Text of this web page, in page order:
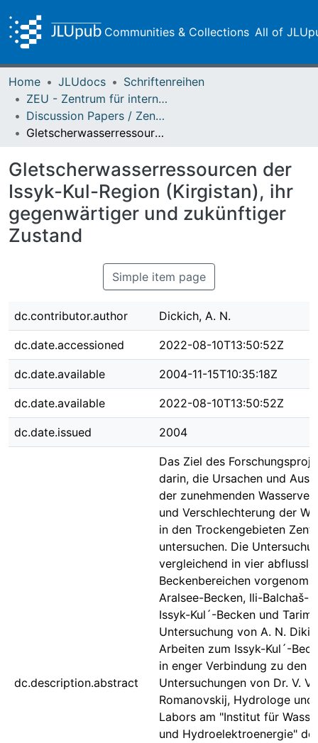
Communities & Collections All of
Home JLUdocs
Schriftenreihen
ZEU - Zentrum für internationale Entwicklungs- und Umweltforschung
Discussion Papers / Zentrum für Internationale Entwicklungs- und Umweltforschung (ZEU)
Gletscherwasserressourcen der Issyk-Kul-Region (Kirgistan), ihr gegenwärtiger und zukünftiger Zustand
Gletscherwasserressourcen der
Issyk-Kul-Region (Kirgistan), ihr
gegenwärtiger und zukünftiger
Zustand
Simple item page
dc.contributor.author Dickich, A. N.
dc.date.accessioned 2022-08-10T13:50:52Z
dc.date.available 2004-11-15T10:35:18Z
dc.date.available 2022-08-10T13:50:52Z
dc.date.issued 2004
dc.description.abstract
Das Ziel des
darin, die Ursachen und
der zunehmenden
und Verschlechterung der
in den Trockengebieten
untersuchen. Die
vergleichend in vier
Beckenbereichen
Aralsee-Becken, Ili-Balchaš-
Issyk-Kul´-Becken und
Untersuchung von A. N.
Arbeiten zum Issyk-Kul´-
in enger Verbindung zu den
Untersuchungen von Dr. V. V.
Romanovskij, Hydrologe und
Labors am "Institut für
und Hydroelektroenergie" der